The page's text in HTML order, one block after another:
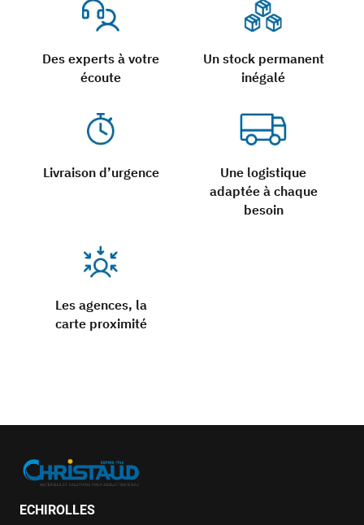
Des experts à votre
écoute
Un stock permanent
inégalé
Livraison d’urgence
Une logistique
adaptée à chaque
besoin
Les agences, la
carte proximité
ECHIROLLES